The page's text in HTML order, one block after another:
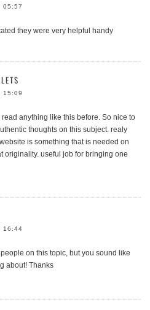
05:57
they were very helpful handy
15:09
anything like this before. So nice to
thoughts on this subject. realy
is something that is needed on
originality. useful job for bringing one
16:44
on this topic, but you sound like
about! Thanks